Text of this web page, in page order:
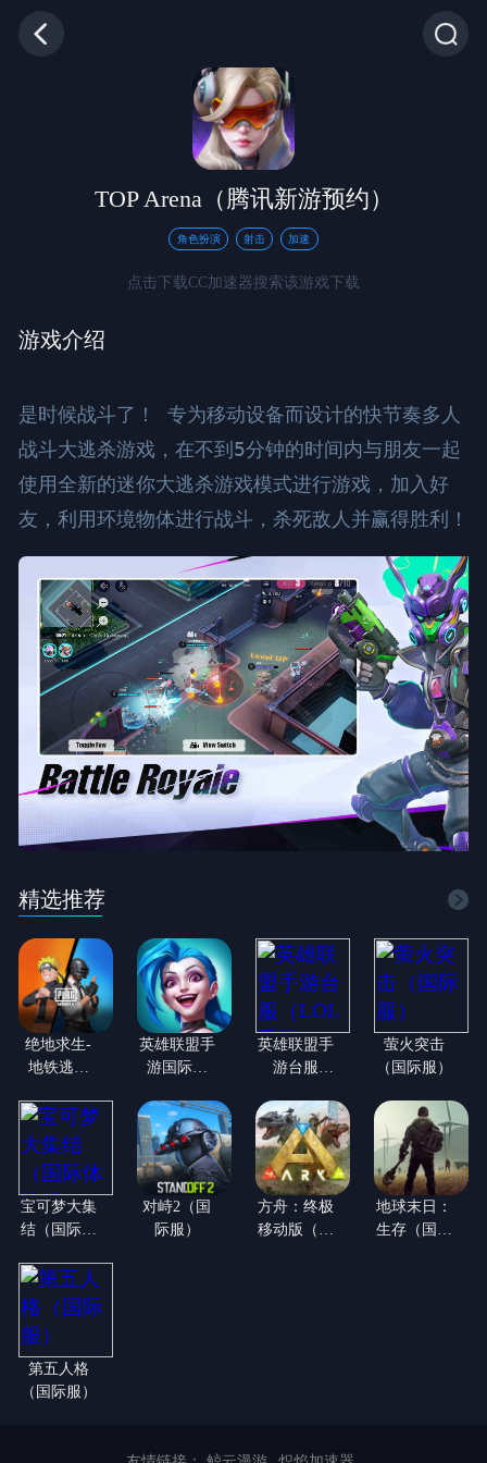
TOP Arena（腾讯新游预约）
角色扮演 射击 加速
点击下载CC加速器搜索该游戏下载
游戏介绍
是时候战斗了！ 专为移动设备而设计的快节奏多人
战斗大逃杀游戏，在不到5分钟的时间内与朋友一起
使用全新的迷你大逃杀游戏模式进行游戏，加入好
友，利用环境物体进行战斗，杀死敌人并赢得胜利！
精选推荐
绝地求生-
地铁逃生
联动】(国
际服)
英雄联盟手
游国际服
游）
英雄联盟手
游台服
游）
萤火突击
（国际服）
宝可梦大集
结（国际体
对峙2（国
际服）
方舟：终极
移动版（国
地球末日：
生存（国际
第五人格
（国际服）